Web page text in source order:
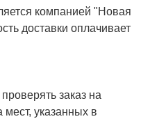
компанией "Новая
доставки оплачивает
заказ на
мест, указанных в